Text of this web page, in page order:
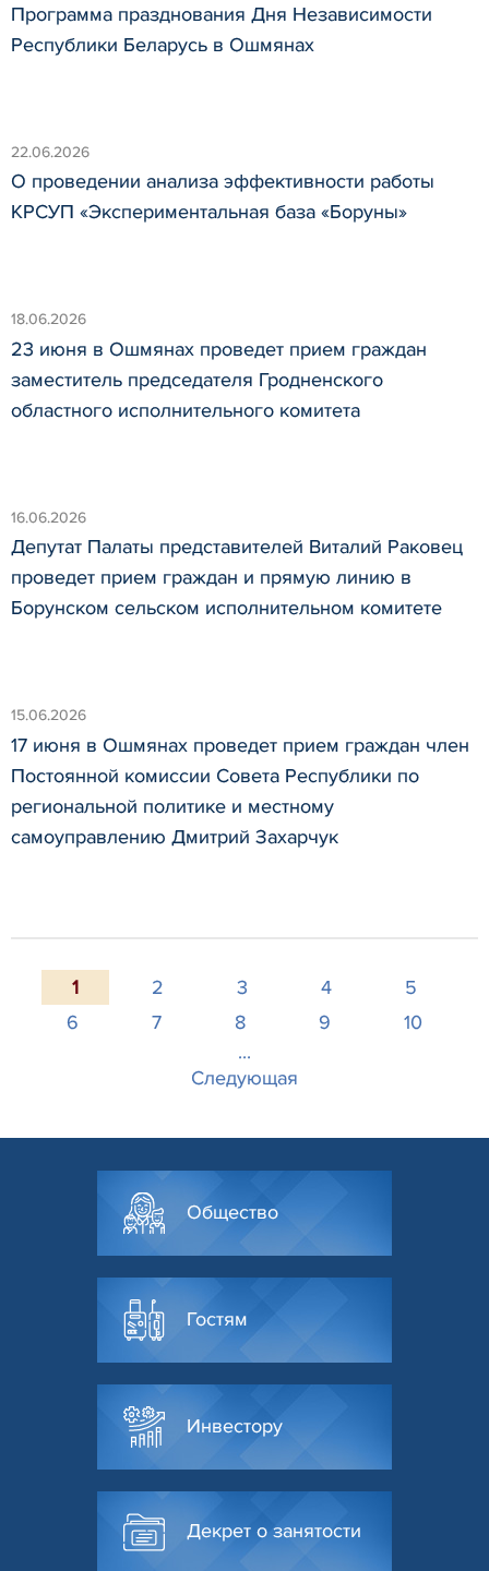
Программа празднования Дня Независимости
Республики Беларусь в Ошмянах
22.06.2026
О проведении анализа эффективности работы
КРСУП «Экспериментальная база «Боруны»
18.06.2026
23 июня в Ошмянах проведет прием граждан
заместитель председателя Гродненского
областного исполнительного комитета
16.06.2026
Депутат Палаты представителей Виталий Раковец
проведет прием граждан и прямую линию в
Борунском сельском исполнительном комитете
15.06.2026
17 июня в Ошмянах проведет прием граждан член
Постоянной комиссии Совета Республики по
региональной политике и местному
самоуправлению Дмитрий Захарчук
1 2 3 4
5
6
7 8 9
10
...
Следующая
Общество
Гостям
Инвестору
Декрет о занятости